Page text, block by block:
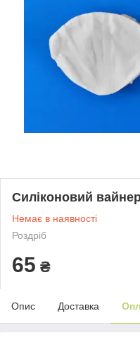
Силіконовий
Немає в наявності
Роздріб
65 ₴
Опис Доставка